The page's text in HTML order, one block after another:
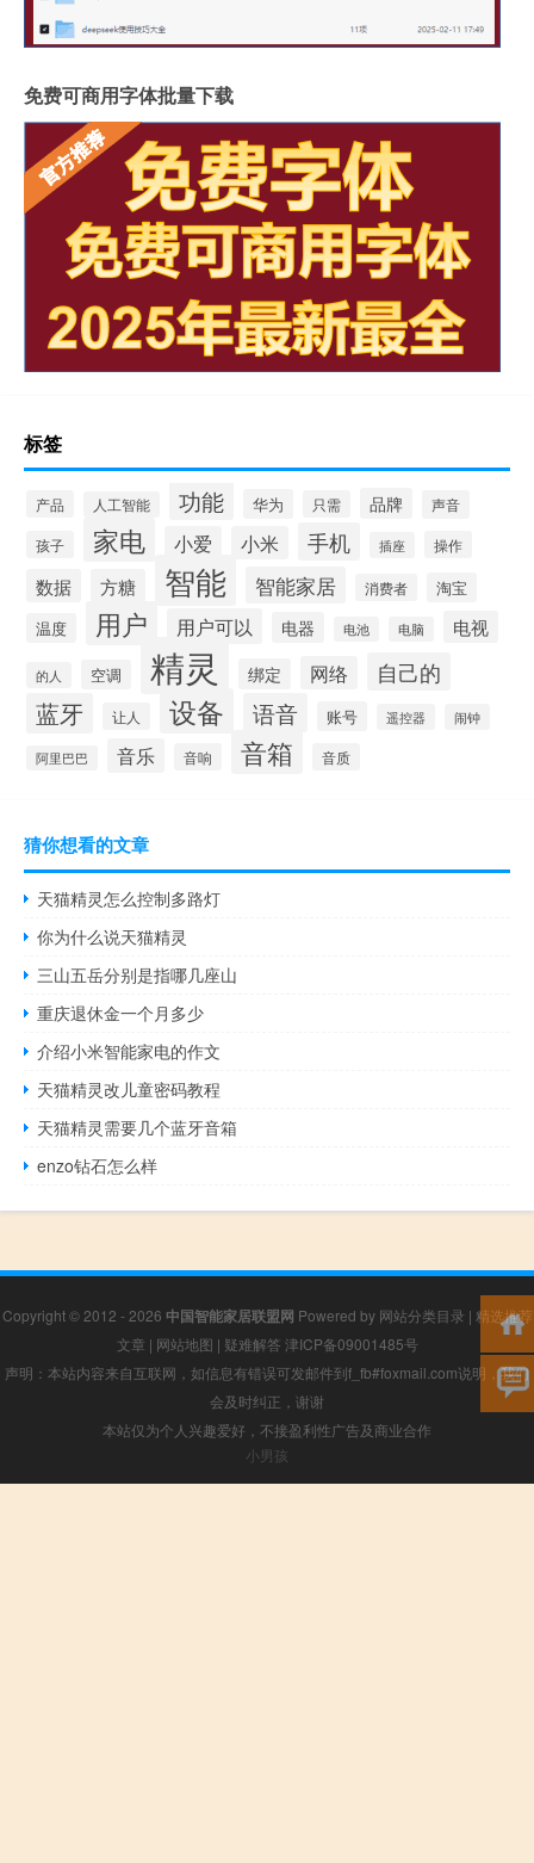
免费可商用字体批量下载
标签
产品 人工智能 功能 华为 只需 品牌 声音
孩子 家电 小爱 小米 手机 插座 操作
数据 方糖 智能 智能家居 消费者
淘宝
温度
用户 用户可以 电器 电池 电脑 电视
的人 空调 精灵 绑定 网络 自己的
蓝牙 让人 设备 语音 账号 遥控器 闹钟
阿里巴巴 音乐 音响 音箱 音质
猜你想看的文章
天猫精灵怎么控制多路灯
你为什么说天猫精灵
三山五岳分别是指哪几座山
重庆退休金一个月多少
介绍小米智能家电的作文
天猫精灵改儿童密码教程
天猫精灵需要几个蓝牙音箱
enzo钻石怎么样
Copyright © 2012 - 2026 中国智能家居联盟网 Powered by 网站分类目录 | 精选推荐
文章 | 网站地图 | 疑难解答 津ICP备09001485号
声明：本站内容来自互联网，如信息有错误可发邮件到f_fb#foxmail.com说明，我们
会及时纠正，谢谢
本站仅为个人兴趣爱好，不接盈利性广告及商业合作
小男孩